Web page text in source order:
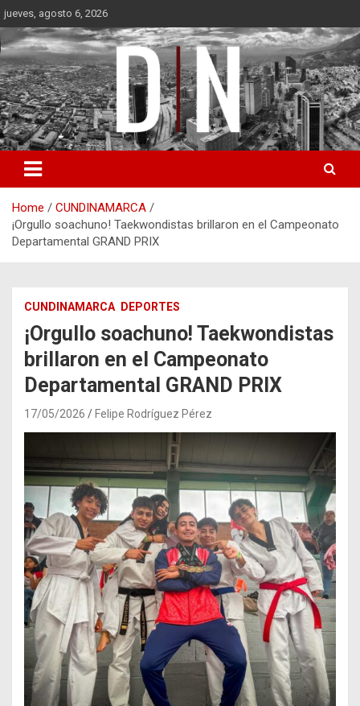
Skip
to
content
jueves, agosto 6, 2026
Diámetro Noticias
Home
CUNDINAMARCA
¡Orgullo soachuno! Taekwondistas brillaron en el Campeonato
Departamental GRAND PRIX
CUNDINAMARCA DEPORTES
¡Orgullo soachuno! Taekwondistas
brillaron en el Campeonato
Departamental GRAND PRIX
17/05/2026 Felipe Rodríguez Pérez